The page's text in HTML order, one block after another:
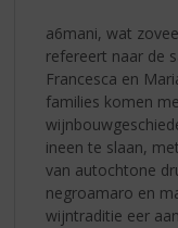
a6mani, wat
refereert naar de
Francesca en
families komen
ineen te slaan,
van autochtone
negroamaro en
wijntraditie eer